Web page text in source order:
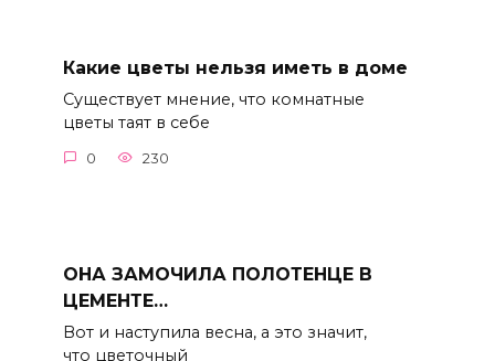
Какие цветы нельзя иметь в доме
Существует мнение, что комнатные
цветы таят в себе
0 230
ОНА ЗАМОЧИЛА ПОЛОТЕНЦЕ В
ЦЕМЕНТЕ…
Вот и наступила весна, а это значит,
что цветочный